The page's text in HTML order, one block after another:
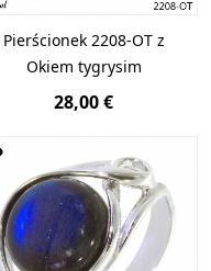
Pierścionek 2208-OT z
Okiem tygrysim
28,00 €